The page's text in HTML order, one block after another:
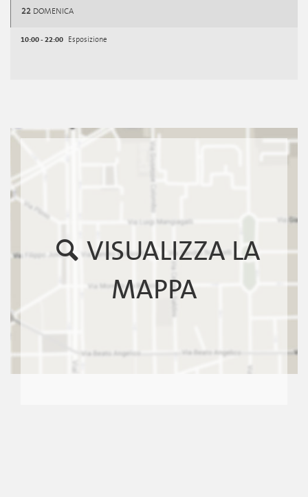
22 DOMENICA
10:00 - 22:00 Esposizione
VISUALIZZA LA
MAPPA